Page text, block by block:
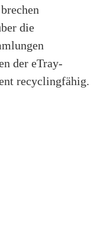
die
der eTray-
recyclingfähig.